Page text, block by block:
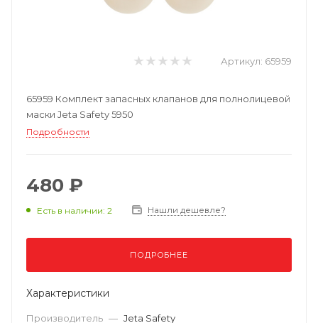
Артикул: 65959
65959 Комплект запасных клапанов для полнолицевой
маски Jeta Safety 5950
Подробности
480 ₽
Есть в наличии: 2 Нашли дешевле?
ПОДРОБНЕЕ
Характеристики
Производитель — Jeta Safety